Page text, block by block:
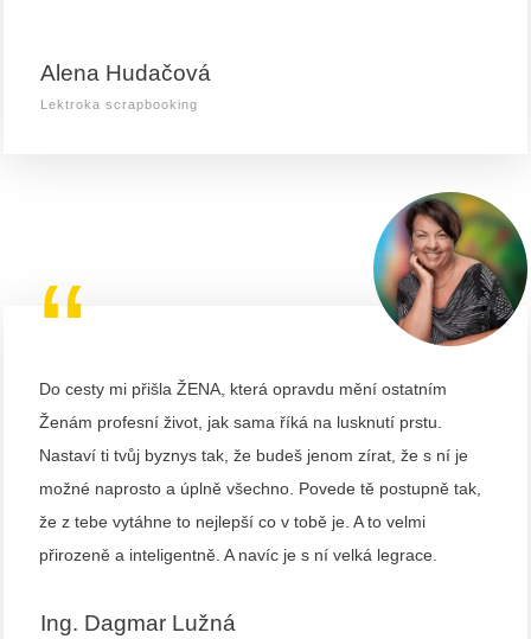
Alena Hudačová
Lektroka scrapbooking
“
Do cesty mi přišla ŽENA, která opravdu mění ostatním
Ženám profesní život, jak sama říká na lusknutí prstu.
Nastaví ti tvůj byznys tak, že budeš jenom zírat, že s ní je
možné naprosto a úplně všechno. Povede tě postupně tak,
že z tebe vytáhne to nejlepší co v tobě je. A to velmi
přirozeně a inteligentně. A navíc je s ní velká legrace.
Ing. Dagmar Lužná